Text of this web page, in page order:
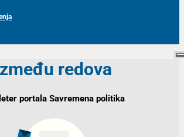
redova
portala Savremena politika